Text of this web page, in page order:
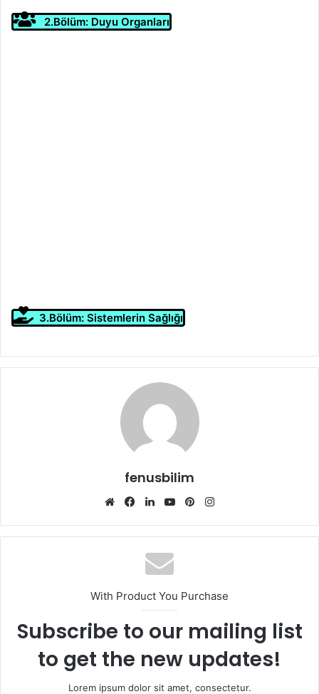
2.Bölüm: Duyu Organları
3.Bölüm: Sistemlerin Sağlığı
fenusbilim
Web
Facebook
LinkedInYouTubePinterest
With Product You Purchase
Subscribe to our mailing list
to get the new updates!
Lorem ipsum dolor sit amet, consectetur.